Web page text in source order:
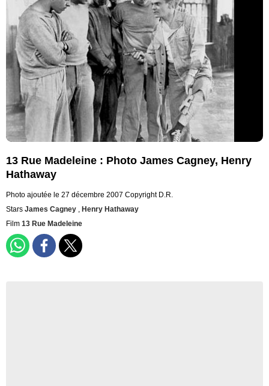
13 Rue Madeleine : Photo James Cagney, Henry
Hathaway
Photo ajoutée le 27 décembre 2007 Copyright D.R.
Stars James Cagney , Henry Hathaway
Film 13 Rue Madeleine